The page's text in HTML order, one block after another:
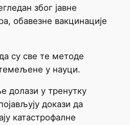
због јавне
обавезне вакцинације
су све те методе
у науци.
долази у тренутку
докази да
катастрофалне